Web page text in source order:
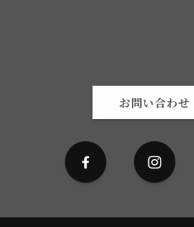
お問い合わせ